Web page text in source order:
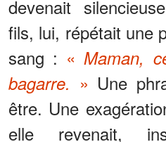
devenait
fils, lui, répétait une
sang : « Maman,
bagarre. » Une
être. Une
elle revenait,